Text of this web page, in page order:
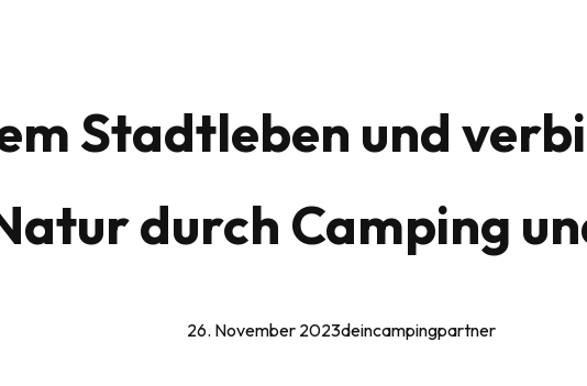
Stadtleben und
durch Camping
26. November 2023deincampingpartner